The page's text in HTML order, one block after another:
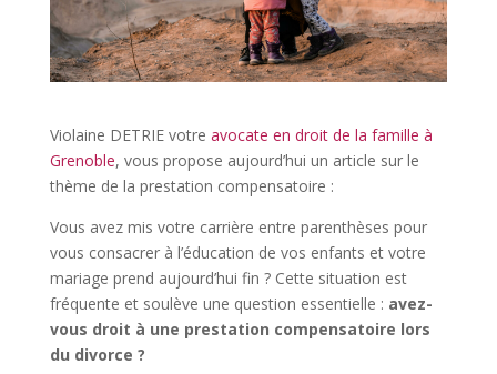
Violaine DETRIE votre avocate en droit de la famille à
Grenoble, vous propose aujourd’hui un article sur le
thème de la prestation compensatoire :
Vous avez mis votre carrière entre parenthèses pour
vous consacrer à l’éducation de vos enfants et votre
mariage prend aujourd’hui fin ? Cette situation est
fréquente et soulève une question essentielle : avez-
vous droit à une prestation compensatoire lors
du divorce ?